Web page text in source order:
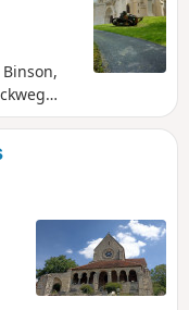
der
da es